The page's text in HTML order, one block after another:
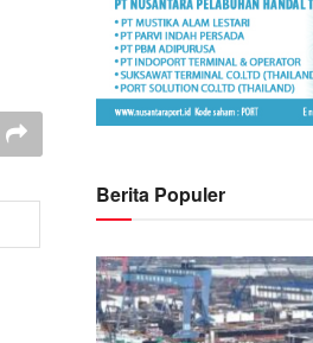
Berita Populer